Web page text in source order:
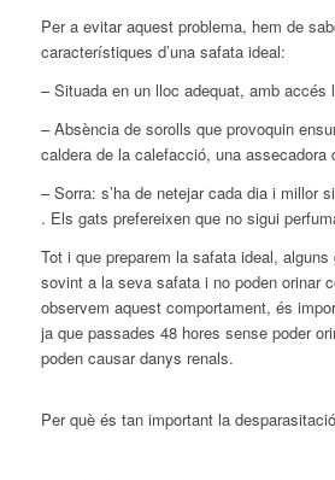
Per a evitar aquest problema, hem de
característiques d’una safata ideal:
– Situada en un lloc adequat, amb accés
– Absència de sorolls que provoquin
caldera de la calefacció, una
– Sorra: s’ha de netejar cada dia i millor
. Els gats prefereixen que no sigui
Tot i que preparem la safata ideal,
sovint a la seva safata i no poden orinar
observem aquest comportament, és
ja que passades 48 hores sense poder
poden causar danys renals.
Per què és tan important la